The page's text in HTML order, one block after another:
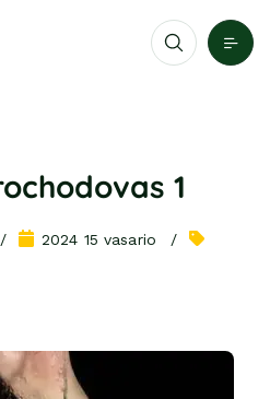
1
2024 15 vasario